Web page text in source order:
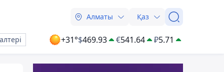
Алматы Қаз
+31°$469.93 €541.64 ₽5.71